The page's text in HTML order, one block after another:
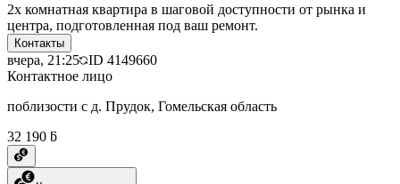
2х комнатная квартира в шаговой доступности от рынка и
центра, подготовленная под ваш ремонт.
Контакты
вчера, 21:25 ID 4149660
Контактное лицо
поблизости с д. Прудок, Гомельская область
32 190 ƃ